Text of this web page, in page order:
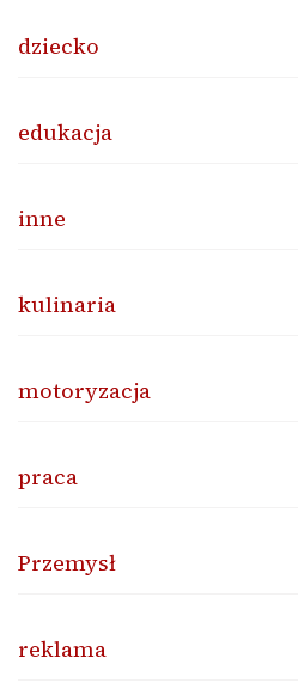
dziecko
edukacja
inne
kulinaria
motoryzacja
praca
Przemysł
reklama